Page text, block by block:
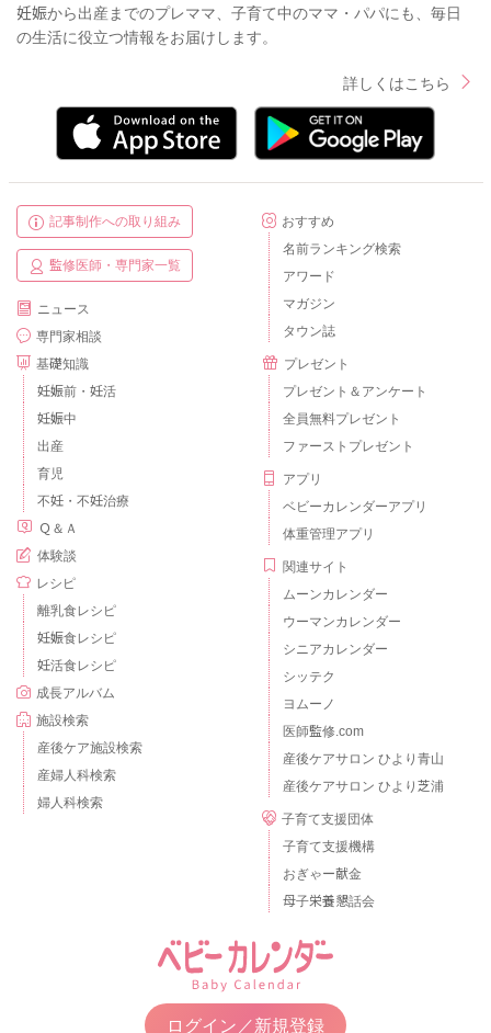
妊娠から出産までのプレママ、子育て中のママ・パパにも、毎日
の生活に役立つ情報をお届けします。
詳しくはこちら
記事制作への取り組み
監修医師・専門家一覧
ニュース
専門家相談
基礎知識
妊娠前・妊活
妊娠中
出産
育児
不妊・不妊治療
Ｑ＆Ａ
体験談
レシピ
離乳食レシピ
妊娠食レシピ
妊活食レシピ
成長アルバム
施設検索
産後ケア施設検索
産婦人科検索
婦人科検索
おすすめ
名前ランキング検索
アワード
マガジン
タウン誌
プレゼント
プレゼント＆アンケート
全員無料プレゼント
ファーストプレゼント
アプリ
ベビーカレンダーアプリ
体重管理アプリ
関連サイト
ムーンカレンダー
ウーマンカレンダー
シニアカレンダー
シッテク
ヨムーノ
医師監修.com
産後ケアサロン ひより青山
産後ケアサロン ひより芝浦
子育て支援団体
子育て支援機構
おぎゃー献金
母子栄養懇話会
ログイン／新規登録